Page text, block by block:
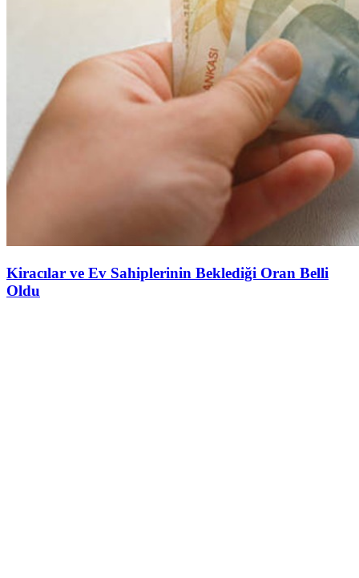
Kiracılar ve Ev Sahiplerinin Beklediği Oran Belli
Oldu